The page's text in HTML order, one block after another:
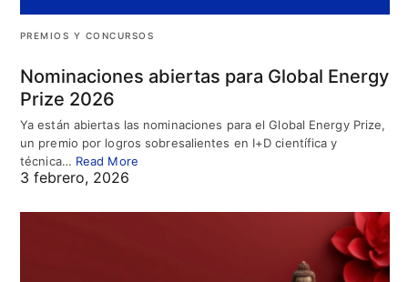
PREMIOS Y CONCURSOS
Nominaciones abiertas para Global Energy
Prize 2026
Ya están abiertas las nominaciones para el Global Energy Prize,
un premio por logros sobresalientes en I+D científica y
técnica… Read More
3 febrero, 2026